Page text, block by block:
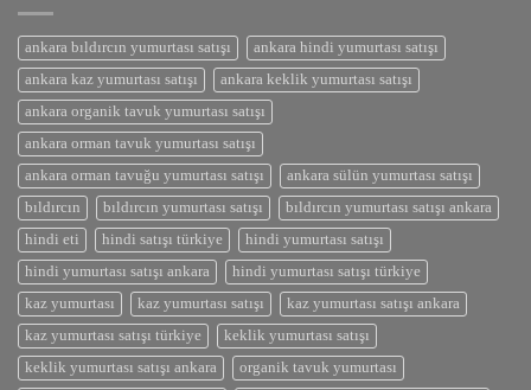
ankara bıldırcın yumurtası satışı
ankara hindi yumurtası satışı
ankara kaz yumurtası satışı
ankara keklik yumurtası satışı
ankara organik tavuk yumurtası satışı
ankara orman tavuk yumurtası satışı
ankara orman tavuğu yumurtası satışı
ankara sülün yumurtası satışı
bıldırcın
bıldırcın yumurtası satışı
bıldırcın yumurtası satışı ankara
hindi eti
hindi satışı türkiye
hindi yumurtası satışı
hindi yumurtası satışı ankara
hindi yumurtası satışı türkiye
kaz yumurtası
kaz yumurtası satışı
kaz yumurtası satışı ankara
kaz yumurtası satışı türkiye
keklik yumurtası satışı
keklik yumurtası satışı ankara
organik tavuk yumurtası